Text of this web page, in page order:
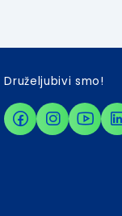
Druželjubivi smo!